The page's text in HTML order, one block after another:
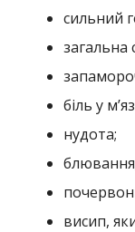
сильний
загальна
біль у
нудота;
висип,